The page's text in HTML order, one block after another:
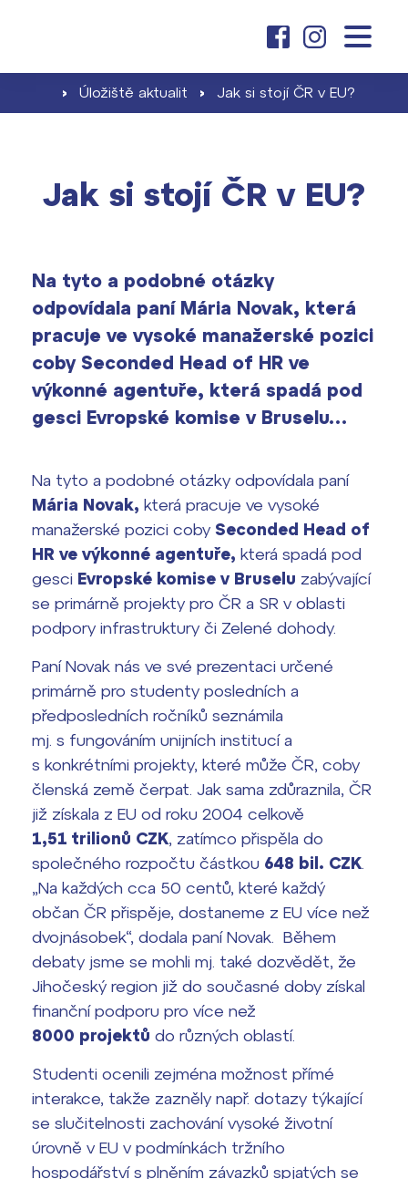
O nás
Klub absolventů
Projekty ›
Harmonogram školního roku ›
Press kit ›
základní škola
Školné pro ZŠ
Naši učitelé
Informace pro rodiče prvňáčků
Jak se stát studentem
Školné pro gymnázium
Přípravné kurzy a přijímací zkoušky
nanečisto
Maturitní zkoušky
Europass
FOCUSing
Zahraniční stipendia
ČAG studentský
Maturitní témata
Pomoc! Mám problém!
Harmonogram školního roku
Termíny maturit
kontakt
vyhledávání
Bakaláři
Office 365
› Úložiště aktualit › Jak si stojí ČR v EU?
Jak si stojí ČR v EU?
Na tyto a podobné otázky
odpovídala paní Mária Novak, která
pracuje ve vysoké manažerské pozici
coby Seconded Head of HR ve
výkonné agentuře, která spadá pod
gesci Evropské komise v Bruselu…
Na tyto a podobné otázky odpovídala paní
Mária Novak, která pracuje ve vysoké
manažerské pozici coby Seconded Head of
HR ve výkonné agentuře, která spadá pod
gesci Evropské komise v Bruselu zabývající
se primárně projekty pro ČR a SR v oblasti
podpory infrastruktury či Zelené dohody.
Paní Novak nás ve své prezentaci určené
primárně pro studenty posledních a
předposledních ročníků seznámila
mj. s fungováním unijních institucí a
s konkrétními projekty, které může ČR, coby
členská země čerpat. Jak sama zdůraznila, ČR
již získala z EU od roku 2004 celkově
1,51 trilionů CZK, zatímco přispěla do
společného rozpočtu částkou 648 bil. CZK
„Na každých cca 50 centů, které každý
občan ČR přispěje, dostaneme z EU více než
dvojnásobek“, dodala paní Novak. Během
debaty jsme se mohli mj. také dozvědět, že
Jihočeský region již do současné doby získal
finanční podporu pro více než
8000 projektů do různých oblastí.
Studenti ocenili zejména možnost přímé
interakce, takže zazněly např. dotazy týkající
se slučitelnosti zachování vysoké životní
úrovně v EU v podmínkách tržního
hospodářství s plněním závazků spjatých se